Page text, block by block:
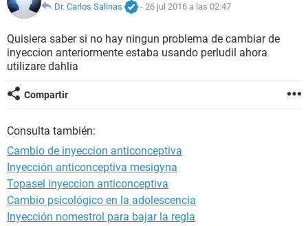
NUTRICIÓN
BIENESTAR
Dr. Carlos Salinas
- 26 jul 2016 a las 02:47
Quisiera saber si no hay ningun problema de cambiar de
inyeccion anteriormente estaba usando perludil ahora
utilizare dahlia
Compartir
Consulta también:
Cambio de inyeccion anticonceptiva
Inyección anticonceptiva mesigyna
Topasel inyeccion anticonceptiva
Cambio psicológico en la adolescencia
Inyección nomestrol para bajar la regla